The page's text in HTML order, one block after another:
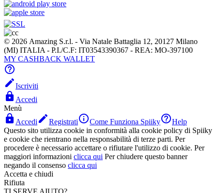
© 2026 Amazing S.r.l. - Via Natale Battaglia 12, 20127 Milano
(MI) ITALIA - P.I./C.F: IT03543390367 - REA: MO-397100
MY CASHBACK WALLET

Iscriviti
 Accedi
Menù
 AccediRegistratiCome Funziona SpiikyHelp
Questo sito utilizza cookie in conformità alla cookie policy di Spiiky
e cookie che rientrano nella responsabilità di terze parti. Per
procedere è necessario accettare o rifiutare l'utilizzo di cookie. Per
maggiori informazioni clicca qui Per chiudere questo banner
negando il consenso clicca qui
Accetta e chiudi
Rifiuta